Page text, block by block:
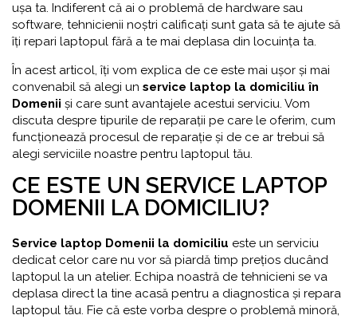
ușa ta. Indiferent că ai o problemă de hardware sau
software, tehnicienii noștri calificați sunt gata să te ajute să
îți repari laptopul fără a te mai deplasa din locuința ta.
În acest articol, îți vom explica de ce este mai ușor și mai
convenabil să alegi un service laptop la domiciliu în
Domenii și care sunt avantajele acestui serviciu. Vom
discuta despre tipurile de reparații pe care le oferim, cum
funcționează procesul de reparație și de ce ar trebui să
alegi serviciile noastre pentru laptopul tău.
CE ESTE UN SERVICE LAPTOP
DOMENII LA DOMICILIU?
Service laptop Domenii la domiciliu este un serviciu
dedicat celor care nu vor să piardă timp prețios ducând
laptopul la un atelier. Echipa noastră de tehnicieni se va
deplasa direct la tine acasă pentru a diagnostica și repara
laptopul tău. Fie că este vorba despre o problemă minoră,